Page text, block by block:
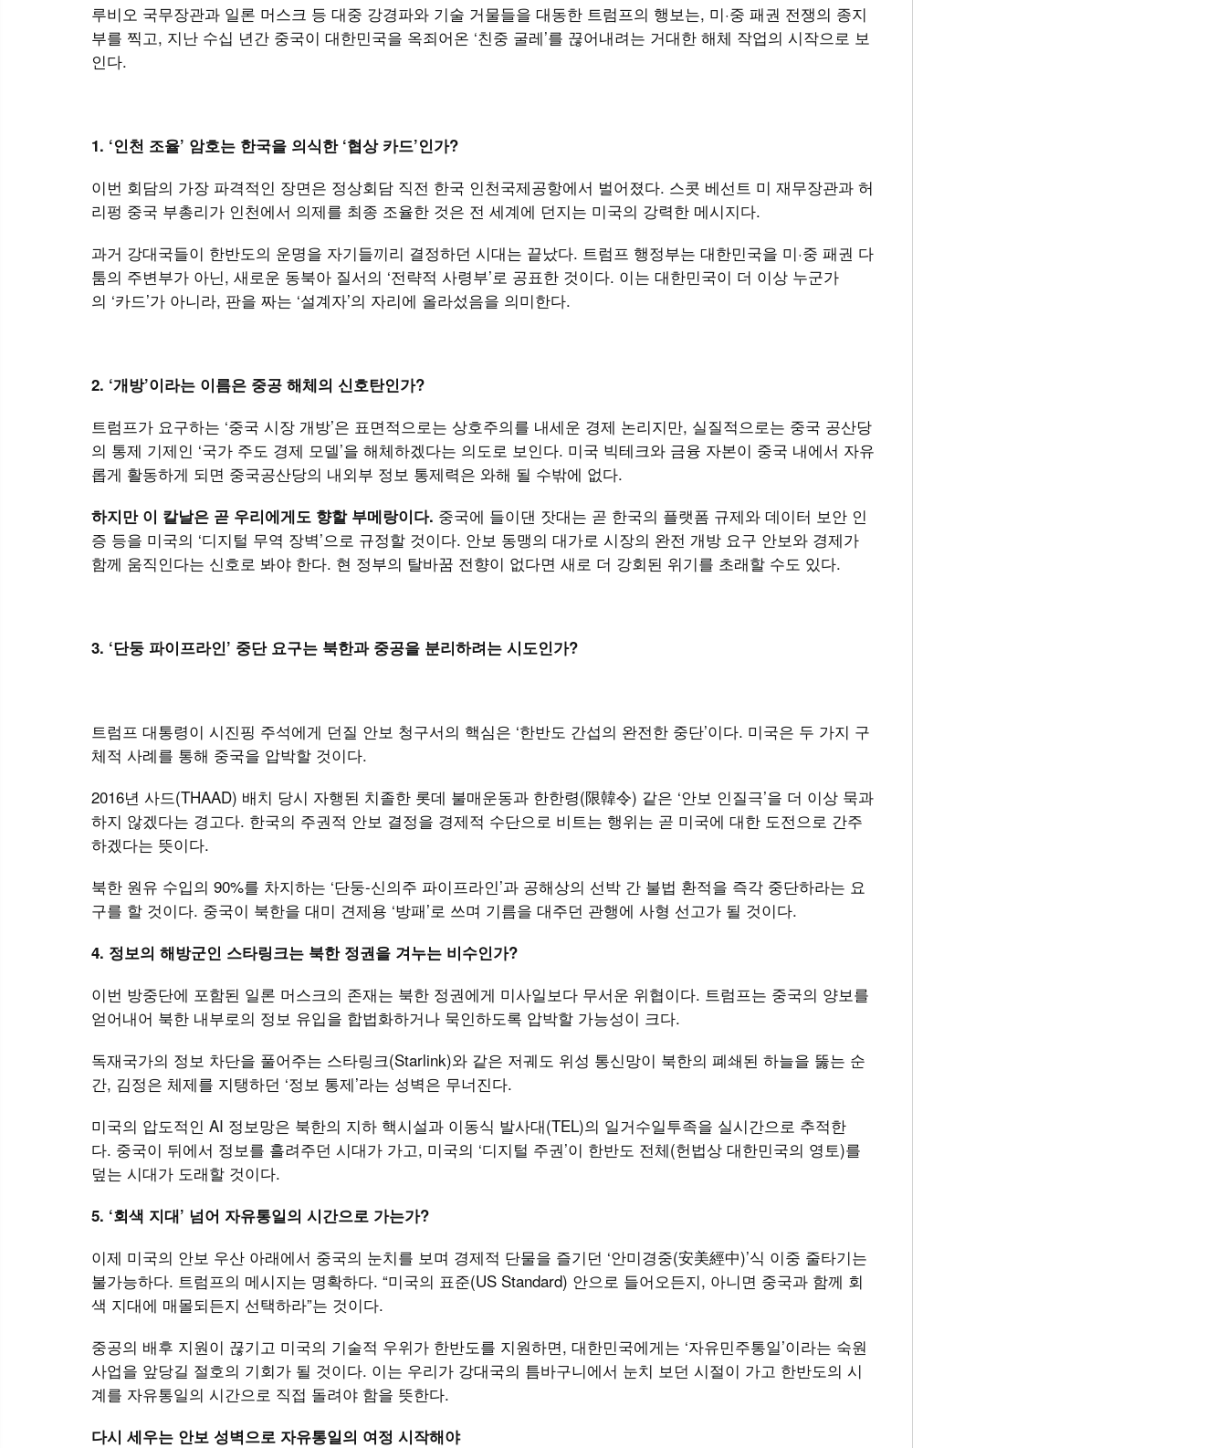
루비오 국무장관과 일론 머스크 등 대중 강경파와 기술 거물들을 대동한 트럼프의 행보는, 미·중 패권 전쟁의 종지
부를 찍고, 지난 수십 년간 중국이 대한민국을 옥죄어온 ‘친중 굴레’를 끊어내려는 거대한 해체 작업의 시작으로 보
인다.
1. ‘인천 조율’ 암호는 한국을 의식한 ‘협상 카드’인가?
이번 회담의 가장 파격적인 장면은 정상회담 직전 한국 인천국제공항에서 벌어졌다. 스콧 베선트 미 재무장관과 허
리펑 중국 부총리가 인천에서 의제를 최종 조율한 것은 전 세계에 던지는 미국의 강력한 메시지다.
과거 강대국들이 한반도의 운명을 자기들끼리 결정하던 시대는 끝났다. 트럼프 행정부는 대한민국을 미·중 패권 다
툼의 주변부가 아닌, 새로운 동북아 질서의 ‘전략적 사령부’로 공표한 것이다. 이는 대한민국이 더 이상 누군가
의 ‘카드’가 아니라, 판을 짜는 ‘설계자’의 자리에 올라섰음을 의미한다.
2. ‘개방’이라는 이름은 중공 해체의 신호탄인가?
트럼프가 요구하는 ‘중국 시장 개방’은 표면적으로는 상호주의를 내세운 경제 논리지만, 실질적으로는 중국 공산당
의 통제 기제인 ‘국가 주도 경제 모델’을 해체하겠다는 의도로 보인다. 미국 빅테크와 금융 자본이 중국 내에서 자유
롭게 활동하게 되면 중국공산당의 내외부 정보 통제력은 와해 될 수밖에 없다.
하지만 이 칼날은 곧 우리에게도 향할 부메랑이다. 중국에 들이댄 잣대는 곧 한국의 플랫폼 규제와 데이터 보안 인
증 등을 미국의 ‘디지털 무역 장벽’으로 규정할 것이다. 안보 동맹의 대가로 시장의 완전 개방 요구 안보와 경제가
함께 움직인다는 신호로 봐야 한다. 현 정부의 탈바꿈 전향이 없다면 새로 더 강회된 위기를 초래할 수도 있다.
3. ‘단둥 파이프라인’ 중단 요구는 북한과 중공을 분리하려는 시도인가?
트럼프 대통령이 시진핑 주석에게 던질 안보 청구서의 핵심은 ‘한반도 간섭의 완전한 중단’이다. 미국은 두 가지 구
체적 사례를 통해 중국을 압박할 것이다.
2016년 사드(THAAD) 배치 당시 자행된 치졸한 롯데 불매운동과 한한령(限韓令) 같은 ‘안보 인질극’을 더 이상 묵과
하지 않겠다는 경고다. 한국의 주권적 안보 결정을 경제적 수단으로 비트는 행위는 곧 미국에 대한 도전으로 간주
하겠다는 뜻이다.
북한 원유 수입의 90%를 차지하는 ‘단둥-신의주 파이프라인’과 공해상의 선박 간 불법 환적을 즉각 중단하라는 요
구를 할 것이다. 중국이 북한을 대미 견제용 ‘방패’로 쓰며 기름을 대주던 관행에 사형 선고가 될 것이다.
4. 정보의 해방군인 스타링크는 북한 정권을 겨누는 비수인가?
이번 방중단에 포함된 일론 머스크의 존재는 북한 정권에게 미사일보다 무서운 위협이다. 트럼프는 중국의 양보를
얻어내어 북한 내부로의 정보 유입을 합법화하거나 묵인하도록 압박할 가능성이 크다.
독재국가의 정보 차단을 풀어주는 스타링크(Starlink)와 같은 저궤도 위성 통신망이 북한의 폐쇄된 하늘을 뚫는 순
간, 김정은 체제를 지탱하던 ‘정보 통제’라는 성벽은 무너진다.
미국의 압도적인 AI 정보망은 북한의 지하 핵시설과 이동식 발사대(TEL)의 일거수일투족을 실시간으로 추적한
다. 중국이 뒤에서 정보를 흘려주던 시대가 가고, 미국의 ‘디지털 주권’이 한반도 전체(헌법상 대한민국의 영토)를
덮는 시대가 도래할 것이다.
5. ‘회색 지대’ 넘어 자유통일의 시간으로 가는가?
이제 미국의 안보 우산 아래에서 중국의 눈치를 보며 경제적 단물을 즐기던 ‘안미경중(安美經中)’식 이중 줄타기는
불가능하다. 트럼프의 메시지는 명확하다. “미국의 표준(US Standard) 안으로 들어오든지, 아니면 중국과 함께 회
색 지대에 매몰되든지 선택하라”는 것이다.
중공의 배후 지원이 끊기고 미국의 기술적 우위가 한반도를 지원하면, 대한민국에게는 ‘자유민주통일’이라는 숙원
사업을 앞당길 절호의 기회가 될 것이다. 이는 우리가 강대국의 틈바구니에서 눈치 보던 시절이 가고 한반도의 시
계를 자유통일의 시간으로 직접 돌려야 함을 뜻한다.
다시 세우는 안보 성벽으로 자유통일의 여정 시작해야